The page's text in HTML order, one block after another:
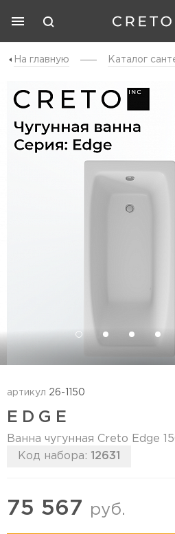
На главную Каталог
артикул 26-1150
EDGE
Ванна чугунная Creto Edge
Код набора: 12631
75 567 руб.